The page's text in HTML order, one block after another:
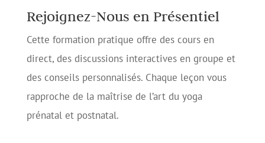
Rejoignez-Nous en Présentiel
Cette formation pratique offre des cours en
direct, des discussions interactives en groupe et
des conseils personnalisés. Chaque leçon vous
rapproche de la maîtrise de l’art du yoga
prénatal et postnatal.